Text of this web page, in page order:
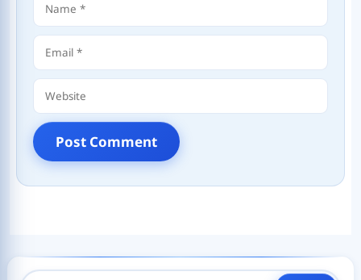
Email
Website